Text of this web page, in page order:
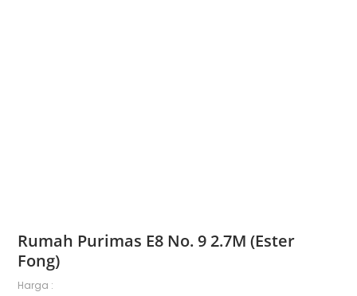
Rumah Purimas E8 No. 9 2.7M (Ester
Fong)
Harga :